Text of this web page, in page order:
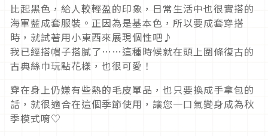
比起黑色，給人較輕盈的印象，日常生活中也很實搭的
海軍藍成套服裝。正因為是基本色，所以要成套穿搭
時，就試著用小東西來展現個性吧♪
我已經搭帽子搭膩了……這種時候就在頭上圍條復古的
古典絲巾玩點花樣，也很可愛！
穿在身上仍嫌有些熱的毛皮單品，也只要換成手拿包的
話，就很適合在這個季節使用，讓您一口氣變身成為秋
季模式唷♡